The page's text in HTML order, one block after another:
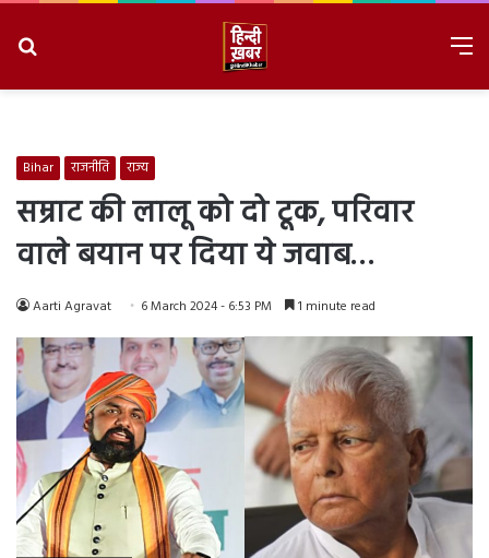
Bihar राजनीति राज्य
सम्राट की लालू को दो टूक, परिवार
वाले बयान पर दिया ये जवाब…
Aarti Agravat 6 March 2024 - 6:53 PM 1 minute read